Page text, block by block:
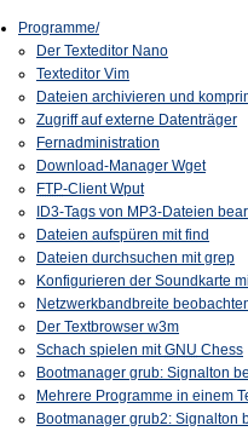
Programme/
Der Texteditor Nano
Texteditor Vim
Dateien archivieren und
Zugriff auf externe Datenträger
Fernadministration
Download-Manager Wget
FTP-Client Wput
ID3-Tags von MP3-Dateien
Dateien aufspüren mit find
Dateien durchsuchen mit grep
Konfigurieren der Soundkarte
Netzwerkbandbreite
Der Textbrowser w3m
Schach spielen mitGNU Chess
Bootmanager grub: Signalton
Mehrere Programme in einem
Bootmanager grub2: Signalton